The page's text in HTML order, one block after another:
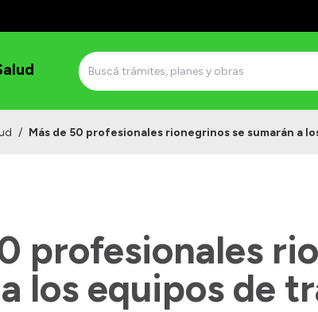
/ Más de 50 profesionales rionegrinos se sumarán a
profesionales
los equipos de